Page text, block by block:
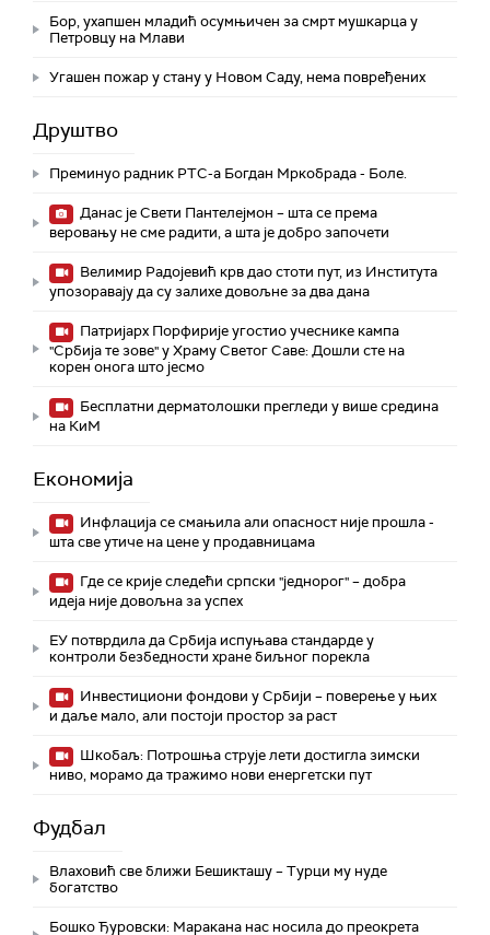
Бор, ухапшен младић осумњичен за смрт мушкарца у
Петровцу на Млави
Угашен пожар у стану у Новом Саду, нема повређених
Друштво
Преминуо радник РТС-а Богдан Мркобрада - Боле.
Данас је Свети Пантелејмон – шта се према
веровању не сме радити, а шта је добро започети
Велимир Радојевић крв дао стоти пут, из Института
упозоравају да су залихе довољне за два дана
Патријарх Порфирије угостио учеснике кампа
"Србија те зове" у Храму Светог Саве: Дошли сте на
корен онога што јесмо
Бесплатни дерматолошки прегледи у више средина
на КиМ
Економија
Инфлација се смањила али опасност није прошла -
шта све утиче на цене у продавницама
Где се крије следећи српски "једнорог" – добра
идеја није довољна за успех
ЕУ потврдила да Србија испуњава стандарде у
контроли безбедности хране биљног порекла
Инвестициони фондови у Србији – поверење у њих
и даље мало, али постоји простор за раст
Шкобаљ: Потрошња струје лети достигла зимски
ниво, морамо да тражимо нови енергетски пут
Фудбал
Влаховић све ближи Бешикташу – Турци му нуде
богатство
Бошко Ђуровски: Маракана нас носила до преокрета